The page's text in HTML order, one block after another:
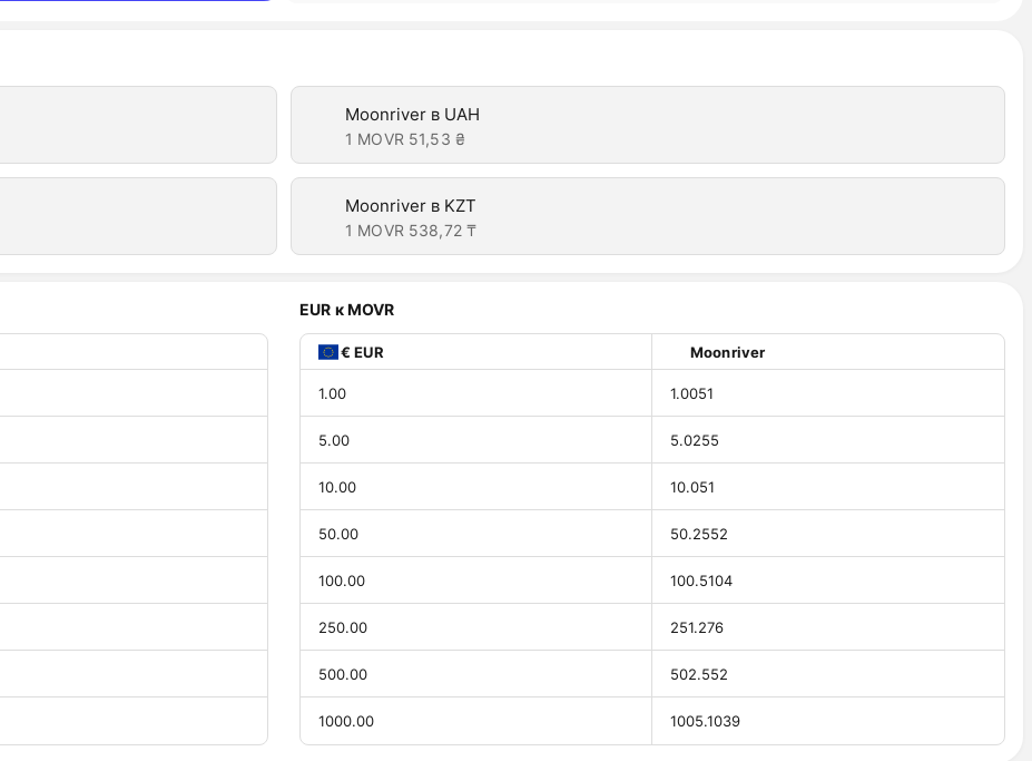
Moonriver в UAH
1 MOVR 51,53 ₴
Moonriver в KZT
1 MOVR 538,72 ₸
EUR к MOVR
€ EUR Moonriver
1.00 1.0051
5.00 5.0255
10.00 10.051
50.00 50.2552
100.00 100.5104
250.00 251.276
500.00 502.552
1000.00 1005.1039